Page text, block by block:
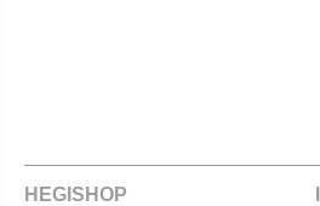
HEGISHOP